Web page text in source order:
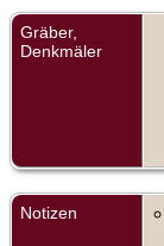
Gräber,
Denkmäler
Notizen